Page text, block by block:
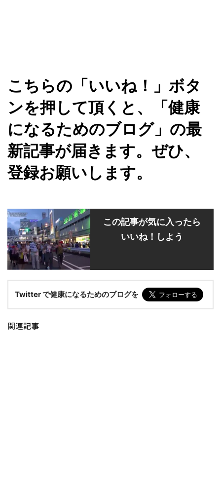
こちらの「いいね！」ボタ
ンを押して頂くと、「健康
になるためのブログ」の最
新記事が届きます。ぜひ、
登録お願いします。
この記事が気に入ったら
いいね！しよう
Twitter で健康になるためのブログを
関連記事